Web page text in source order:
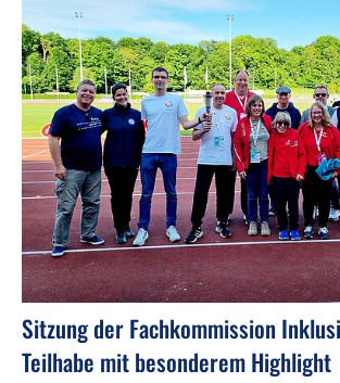
Sitzung der Fachkommission
Teilhabe mit besonderem Highlight